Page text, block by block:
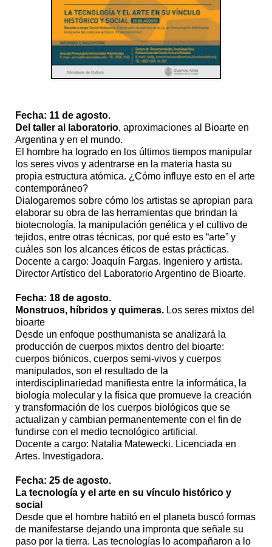
Fecha: 11 de agosto.
Del taller al laboratorio, aproximaciones al Bioarte en
Argentina y en el mundo.
El hombre ha logrado en los últimos tiempos manipular
los seres vivos y adentrarse en la materia hasta su
propia estructura atómica. ¿Cómo influye esto en el arte
contemporáneo?
Dialogaremos sobre cómo los artistas se apropian para
elaborar su obra de las herramientas que brindan la
biotecnología, la manipulación genética y el cultivo de
tejidos, entre otras técnicas, por qué esto es “arte” y
cuáles son los alcances éticos de estas prácticas.
Docente a cargo: Joaquín Fargas. Ingeniero y artista.
Director Artístico del Laboratorio Argentino de Bioarte.
Fecha: 18 de agosto.
Monstruos, híbridos y quimeras. Los seres mixtos del
bioarte
Desde un enfoque posthumanista se analizará la
producción de cuerpos mixtos dentro del bioarte:
cuerpos biónicos, cuerpos semi-vivos y cuerpos
manipulados, son el resultado de la
interdisciplinariedad manifiesta entre la informática, la
biología molecular y la física que promueve la creación
y transformación de los cuerpos biológicos que se
actualizan y cambian permanentemente con el fin de
fundirse con el medio tecnológico artificial.
Docente a cargo: Natalia Matewecki. Licenciada en
Artes. Investigadora.
Fecha: 25 de agosto.
La tecnología y el arte en su vínculo histórico y
social
Desde que el hombre habitó en el planeta buscó formas
de manifestarse dejando una impronta que señale su
paso por la tierra. Las tecnologías lo acompañaron a lo